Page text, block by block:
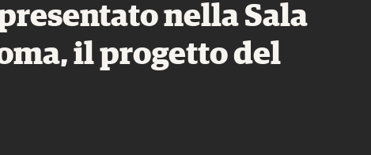
nella Sala
il progetto del